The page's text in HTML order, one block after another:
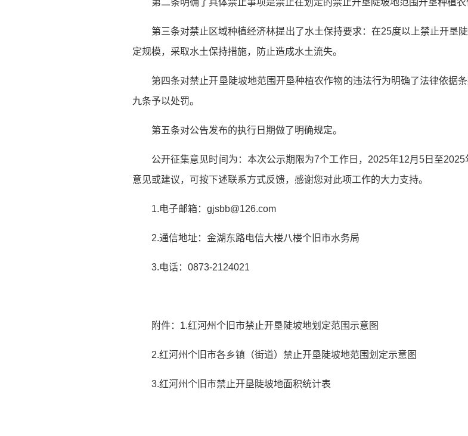
第二条明确了具体禁止事项是禁止在划定的禁止开垦陡坡地范围开垦种植农
第三条对禁止区域种植经济林提出了水土保持要求：在25度以上禁止开垦
定规模，采取水土保持措施，防止造成水土流失。
第四条对禁止开垦陡坡地范围开垦种植农作物的违法行为明确了法律依据
九条予以处罚。
第五条对公告发布的执行日期做了明确规定。
公开征集意见时间为：本次公示期限为7个工作日，2025年12月5日至
意见或建议，可按下述联系方式反馈，感谢您对此项工作的大力支持。
1.电子邮箱：gjsbb@126.com
2.通信地址：金湖东路电信大楼八楼个旧市水务局
3.电话：0873-2124021
附件：1.红河州个旧市禁止开垦陡坡地划定范围示意图
2.红河州个旧市各乡镇（街道）禁止开垦陡坡地范围划定示意图
3.红河州个旧市禁止开垦陡坡地面积统计表